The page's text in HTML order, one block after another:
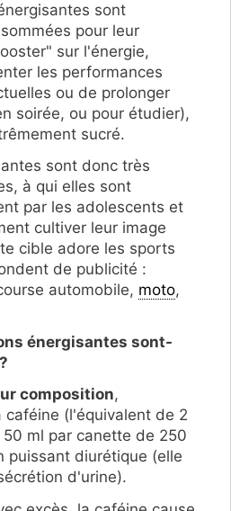
sont
pour leur
sur l'énergie,
les performances
ou de prolonger
soirée, ou pour étudier),
sucré.
sont donc très
à qui elles sont
par les adolescents et
cultiver leur image
cible adore les sports
de publicité :
automobile, moto,
énergisantes sont-
composition,
caféine (l'équivalent de 2
ml par canette de 250
puissant diurétique (elle
d'urine).